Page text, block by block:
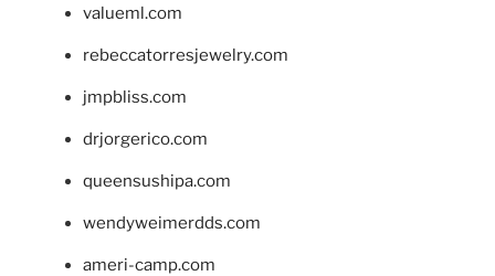
valueml.com
rebeccatorresjewelry.com
jmpbliss.com
drjorgerico.com
queensushipa.com
wendyweimerdds.com
ameri-camp.com